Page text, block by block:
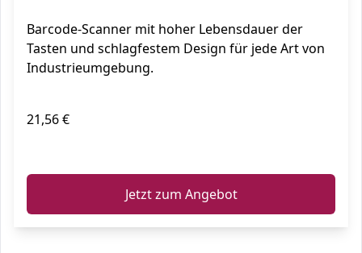
Barcode-Scanner mit hoher Lebensdauer der
Tasten und schlagfestem Design für jede Art von
Industrieumgebung.
21,56 €
Jetzt zum Angebot